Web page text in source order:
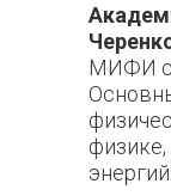
МИФИ с
энергий.